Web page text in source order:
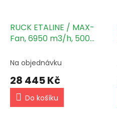
RUCK ETALINE / MAX-
Fan, 6950 m3/h, 500
Na objednávku
28 445 Kč
Do košíku